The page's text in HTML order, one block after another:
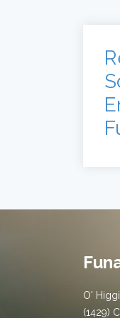
O'
(1429)